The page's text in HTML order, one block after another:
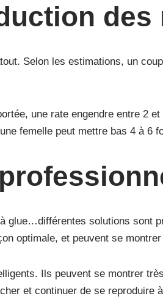
des
Selon les estimations, un
une rate engendre entre 2
femelle peut mettre bas 4 à 6
glue…différentes solutions sont
optimale, et peuvent se
Ils peuvent se montrer
et continuer de se